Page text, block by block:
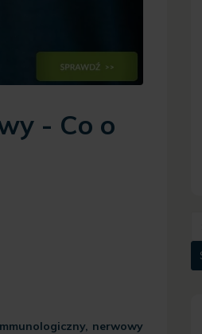
- Co o
nerwowy